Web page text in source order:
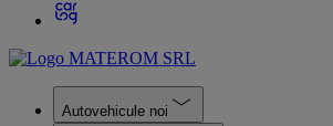
Autovehicule noi